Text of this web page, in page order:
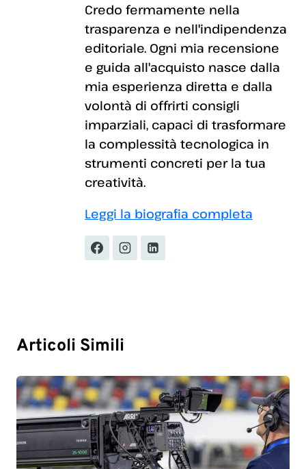
Credo fermamente nella
trasparenza e nell'indipendenza
editoriale. Ogni mia recensione
e guida all'acquisto nasce dalla
mia esperienza diretta e dalla
volontà di offrirti consigli
imparziali, capaci di trasformare
la complessità tecnologica in
strumenti concreti per la tua
creatività.
Leggi la biografia completa
Articoli Simili